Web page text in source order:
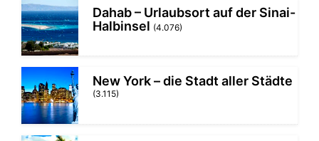
Dahab – Urlaubsort auf der Sinai-
Halbinsel (4.076)
New York – die Stadt aller Städte
(3.115)